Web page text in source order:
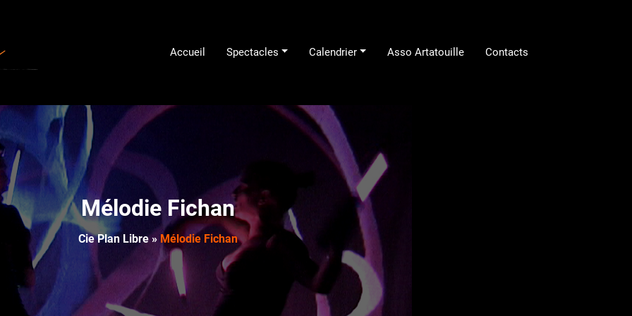
Accueil Spectacles Calendrier Asso Artatouille Contacts
Mélodie Fichan
Cie Plan Libre» Mélodie Fichan